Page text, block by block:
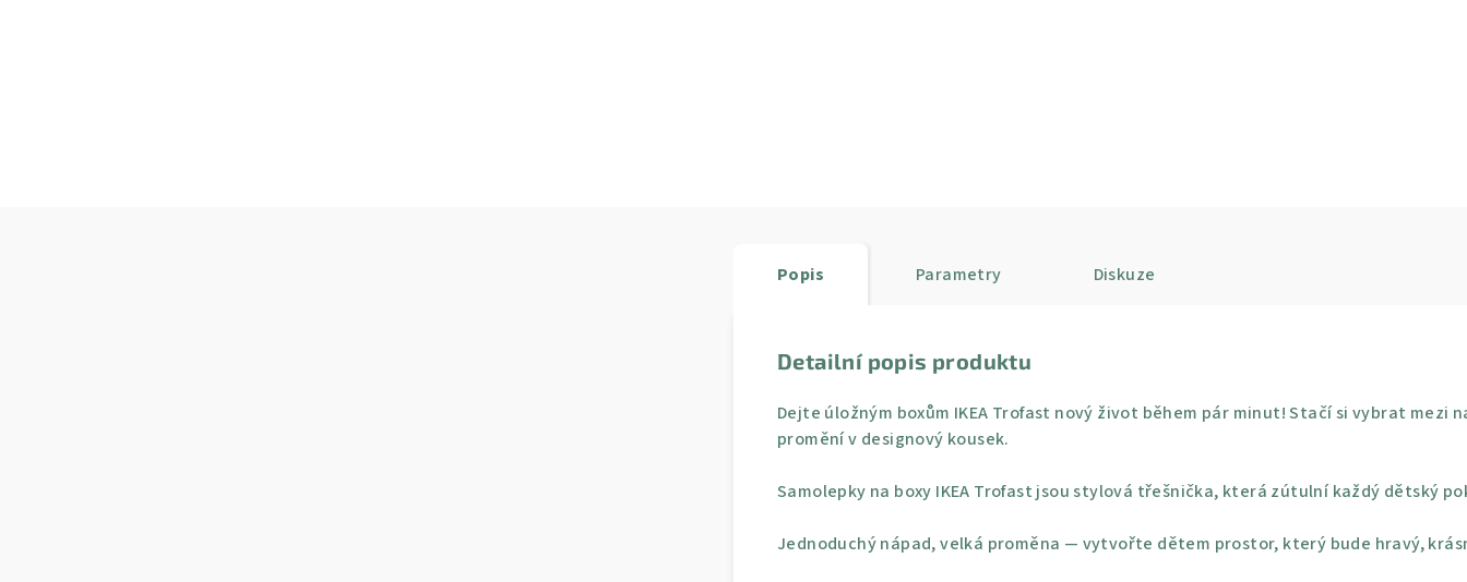
Popis Parametry Diskuze
Detailní popis produktu
Dejte úložným boxům IKEA Trofast nový život během pár minut! Stačí si vybrat mezi
promění v designový kousek.
Samolepky na boxy IKEA Trofast jsou stylová třešnička, která zútulní každý dětský
Jednoduchý nápad, velká proměna — vytvořte dětem prostor, který bude hravý,